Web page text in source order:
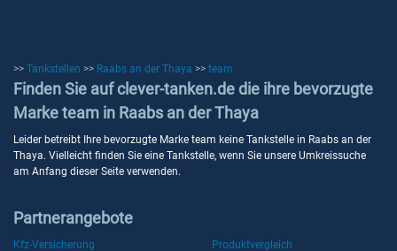
>> Tankstellen >> Raabs an der Thaya >> team
Finden Sie auf clever-tanken.de die ihre bevorzugte
Marke team in Raabs an der Thaya
Leider betreibt Ihre bevorzugte Marke team keine Tankstelle in Raabs an der
Thaya. Vielleicht finden Sie eine Tankstelle, wenn Sie unsere Umkreissuche
am Anfang dieser Seite verwenden.
Partnerangebote
Kfz-Versicherung
Produktvergleich